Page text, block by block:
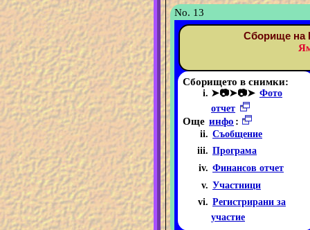
No. 13
Сборище на
Сборището в снимки:
➤📷➤📷➤ Фото
отчет
Още инфо :
Съобщение
Програма
Финансов отчет
Участници
Регистрирани за
участие